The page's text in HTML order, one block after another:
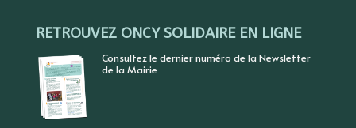
RETROUVEZ ONCY SOLIDAIRE EN LIGNE
Consultez le dernier numéro de la Newsletter
de la Mairie